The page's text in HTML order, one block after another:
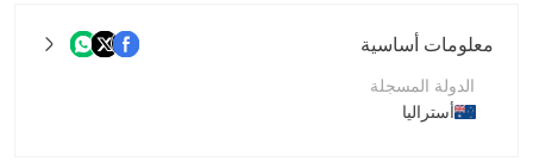
معلومات أساسية
الدولة المسجلة
أستراليا